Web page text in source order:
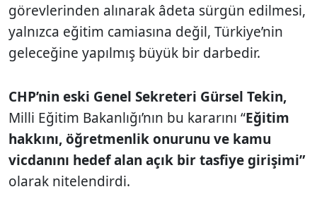
görevlerinden alınarak âdeta sürgün edilmesi,
yalnızca eğitim camiasına değil, Türkiye’nin
geleceğine yapılmış büyük bir darbedir.
CHP’nin eski Genel Sekreteri Gürsel Tekin,
Milli Eğitim Bakanlığı’nın bu kararını “Eğitim
hakkını, öğretmenlik onurunu ve kamu
vicdanını hedef alan açık bir tasfiye girişimi”
olarak nitelendirdi.